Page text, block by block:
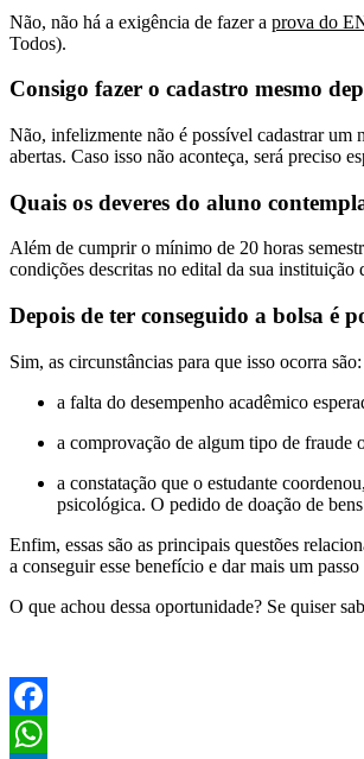
Não, não há a exigência de fazer a prova do
Todos).
Consigo fazer o cadastro mesmo
Não, infelizmente não é possível cadastrar um
abertas. Caso isso não aconteça, será preciso
Quais os deveres do aluno
Além de cumprir o mínimo de 20 horas
condições descritas no edital da sua instituição
Depois de ter conseguido a bolsa é
Sim, as circunstâncias para que isso ocorra são:
a falta do desempenho acadêmico
a comprovação de algum tipo de fraude
a constatação que o estudante
psicológica. O pedido de doação de
Enfim, essas são as principais questões
a conseguir esse benefício e dar mais um
O que achou dessa oportunidade? Se quiser
Facebook